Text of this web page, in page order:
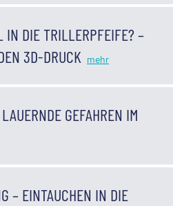
IN DIE TRILLERPFEIFE? –
3D-DRUCK
GEFAHREN IM
– EINTAUCHEN IN DIE